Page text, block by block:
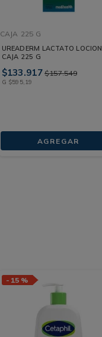
CAJA 225 G
UREADERM LACTATO LOCION
CAJA 225 G
$133.917 $157.549
G $595,19
AGREGAR
- 15 %